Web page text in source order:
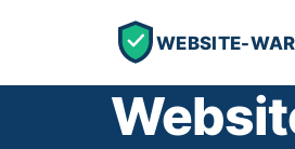
WEBSITE-